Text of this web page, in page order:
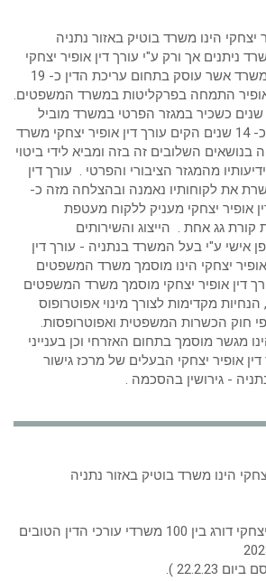
הינו משרד בוטיק באזור נתניה
משרד עורכי דין אופיר יצחקי דורג בין 100 משרדי עורכי הדין הטובים
).